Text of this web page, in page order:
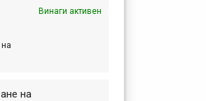
Винаги активен
на